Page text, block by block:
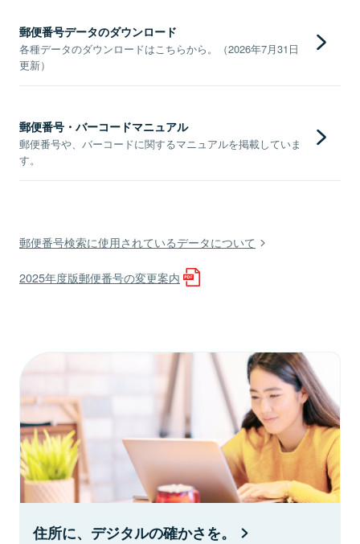
郵便番号データのダウンロード
各種データのダウンロードはこちらから。（2026年7月31日
更新）
郵便番号・バーコードマニュアル
郵便番号や、バーコードに関するマニュアルを掲載していま
す。
郵便番号検索に使用されているデータについて
2025年度版郵便番号の変更案内
住所に、デジタルの確かさを。